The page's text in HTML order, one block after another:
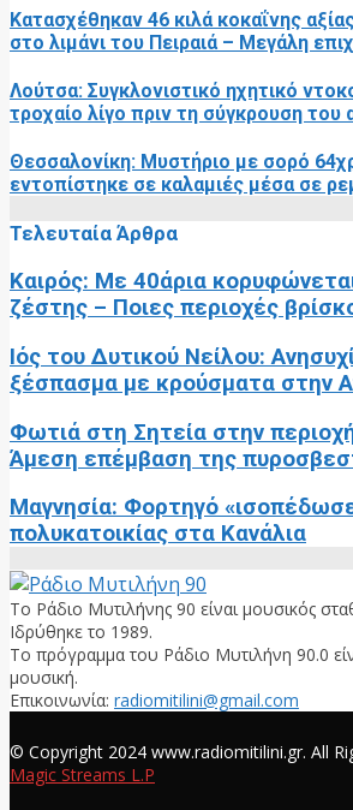
Κατασχέθηκαν 46 κιλά κοκαΐνης
στο λιμάνι του Πειραιά – Μεγάλη
Λούτσα: Συγκλονιστικό ηχητικό
τροχαίο λίγο πριν τη σύγκρουση του
Θεσσαλονίκη: Μυστήριο με σορό
εντοπίστηκε σε καλαμιές μέσα σε
Τελευταία Άρθρα
Καιρός: Με 40άρια
ζέστης – Ποιες περιοχές
Ιός του Δυτικού Νείλου:
ξέσπασμα με κρούσματα στην
Φωτιά στη Σητεία στην
Άμεση επέμβαση της
Μαγνησία: Φορτηγό
πολυκατοικίας στα Κανάλια
Το Ράδιο Μυτιλήνης 90 είναι μουσικός
Ιδρύθηκε το 1989.
Το πρόγραμμα του Ράδιο Μυτιλήνη 90.0
μουσική.
Επικοινωνία: radiomitilini@gmail.com
© Copyright 2024 www.radiomitilini.gr. All
Magic Streams L.P